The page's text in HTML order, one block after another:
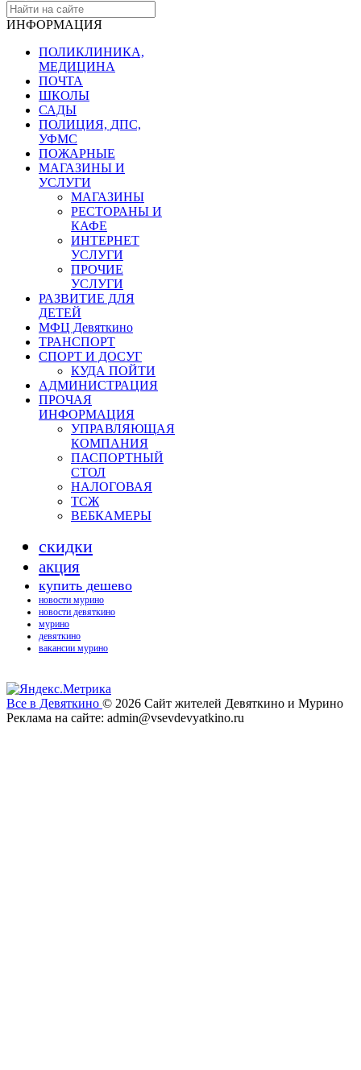
ИНФОРМАЦИЯ
ПОЛИКЛИНИКА,
МЕДИЦИНА
ПОЧТА
ШКОЛЫ
САДЫ
ПОЛИЦИЯ, ДПС,
УФМС
ПОЖАРНЫЕ
МАГАЗИНЫ И
УСЛУГИ
МАГАЗИНЫ
РЕСТОРАНЫ И
КАФЕ
ИНТЕРНЕТ
УСЛУГИ
ПРОЧИЕ
УСЛУГИ
РАЗВИТИЕ ДЛЯ
ДЕТЕЙ
МФЦ Девяткино
ТРАНСПОРТ
СПОРТ И ДОСУГ
КУДА ПОЙТИ
АДМИНИСТРАЦИЯ
ПРОЧАЯ
ИНФОРМАЦИЯ
УПРАВЛЯЮЩАЯ
КОМПАНИЯ
ПАСПОРТНЫЙ
СТОЛ
НАЛОГОВАЯ
ТСЖ
ВЕБКАМЕРЫ
скидки
акция
купить дешево
новости мурино
новости девяткино
мурино
девяткино
вакансии мурино
Все в Девяткино © 2026 Сайт жителей Девяткино и Мурино
Реклама на сайте: admin@vsevdevyatkino.ru